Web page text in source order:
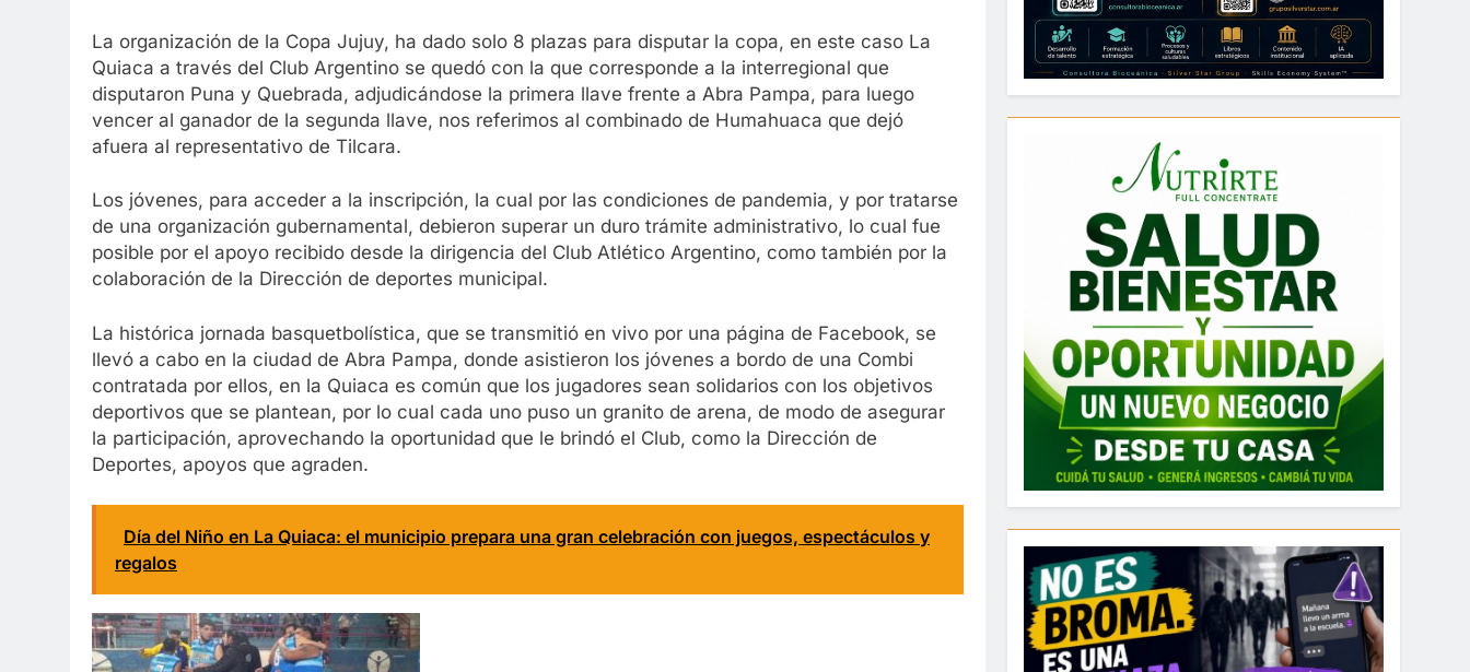
La organización de la Copa Jujuy, ha dado solo 8 plazas para disputar la copa, en este caso La
Quiaca a través del Club Argentino se quedó con la que corresponde a la interregional que
disputaron Puna y Quebrada, adjudicándose la primera llave frente a Abra Pampa, para luego
vencer al ganador de la segunda llave, nos referimos al combinado de Humahuaca que dejó
afuera al representativo de Tilcara.
Los jóvenes, para acceder a la inscripción, la cual por las condiciones de pandemia, y por tratarse
de una organización gubernamental, debieron superar un duro trámite administrativo, lo cual fue
posible por el apoyo recibido desde la dirigencia del Club Atlético Argentino, como también por la
colaboración de la Dirección de deportes municipal.
La histórica jornada basquetbolística, que se transmitió en vivo por una página de Facebook, se
llevó a cabo en la ciudad de Abra Pampa, donde asistieron los jóvenes a bordo de una Combi
contratada por ellos, en la Quiaca es común que los jugadores sean solidarios con los objetivos
deportivos que se plantean, por lo cual cada uno puso un granito de arena, de modo de asegurar
la participación, aprovechando la oportunidad que le brindó el Club, como la Dirección de
Deportes, apoyos que agraden.
Día del Niño en La Quiaca: el municipio prepara una gran celebración con juegos, espectáculos y
regalos